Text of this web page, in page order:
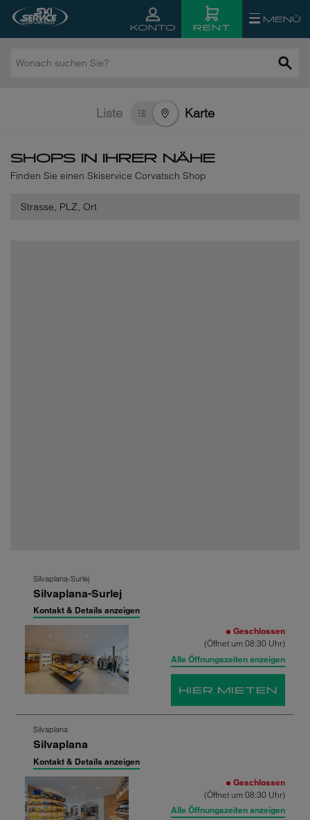
KONTO RENT
MENÜ
Wonach
Liste Karte
Zum
nächsten
Shop-
Ergebnis
springen
Silvaplana-Surlej
Silvaplana-Surlej
Kontakt & Details anzeigen
Geschlossen
(Öffnet um 08:30 Uhr)
Alle Öffnungszeiten anzeigen
HIER MIETEN
Zum
nächsten
Shop-
Ergebnis
springen
Silvaplana
Silvaplana
Kontakt & Details anzeigen
Geschlossen
(Öffnet um 08:30 Uhr)
Alle Öffnungszeiten anzeigen
SHOPS IN IHRER NÄHE
Finden Sie einen Skiservice Corvatsch Shop
Strasse,